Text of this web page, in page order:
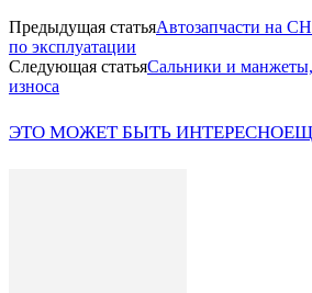
Предыдущая статьяАвтозапчасти на
по эксплуатации
Следующая статьяСальники и
износа
ЭТО МОЖЕТ БЫТЬ ИНТЕРЕСНО